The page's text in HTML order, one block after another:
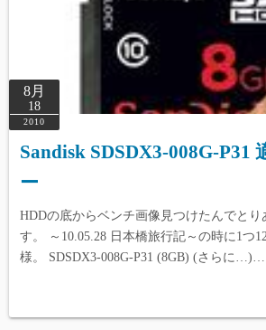
8月
18
2010
Sandisk SDSDX3-008G-P31
ー
HDDの底からベンチ画像見つけたんでとり
す。 ～10.05.28 日本橋旅行記～の時に1つ
様。 SDSDX3-008G-P31 (8GB) (さらに…)…